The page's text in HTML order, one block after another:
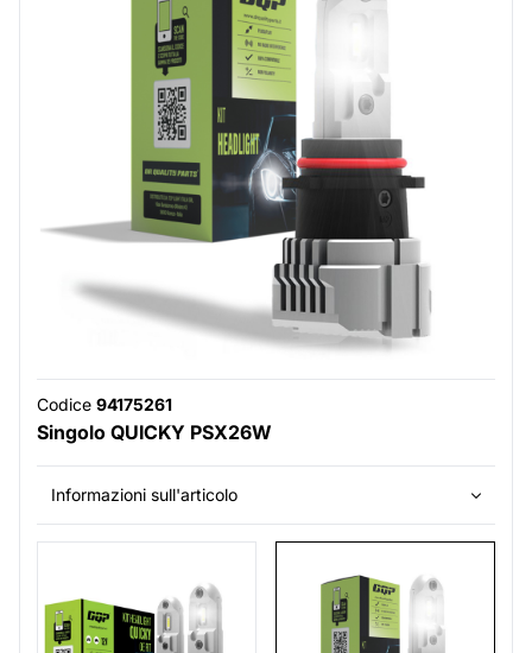
Codice 94175261
Singolo QUICKY PSX26W
Informazioni sull'articolo